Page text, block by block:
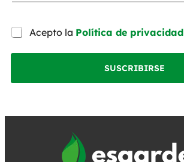
Acepto la Política de privacidad
SUSCRIBIRSE